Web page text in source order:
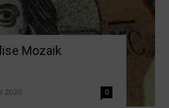
Mozaik
2026 0